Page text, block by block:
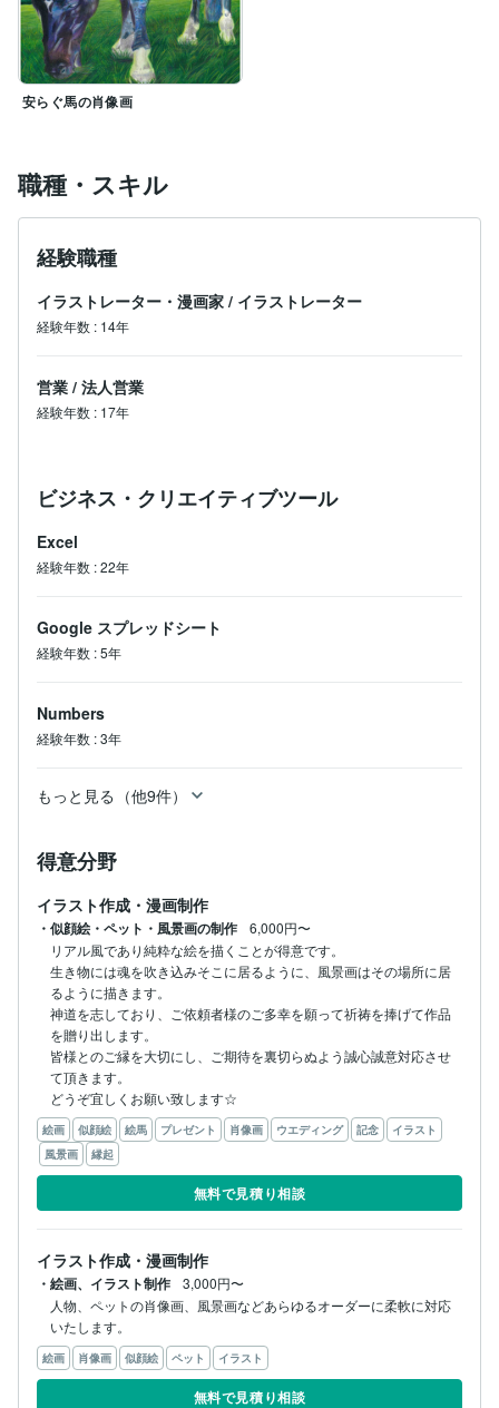
安らぐ馬の肖像画
職種・スキル
経験職種
イラストレーター・漫画家 / イラストレーター
経験年数 : 14年
営業 / 法人営業
経験年数 : 17年
ビジネス・クリエイティブツール
Excel
経験年数 :22年
Google スプレッドシート
経験年数 :5年
Numbers
経験年数 :3年
もっと見る（他9件）
得意分野
イラスト作成・漫画制作
・似顔絵・ペット・風景画の制作
6,000円〜
リアル風であり純粋な絵を描くことが得意です。
生き物には魂を吹き込みそこに居るように、風景画はその場所に居
るように描きます。
神道を志しており、ご依頼者様のご多幸を願って祈祷を捧げて作品
を贈り出します。
皆様とのご縁を大切にし、ご期待を裏切らぬよう誠心誠意対応させ
て頂きます。
どうぞ宜しくお願い致します☆
絵画 似顔絵 絵馬 プレゼント 肖像画 ウエディング 記念
イラスト
風景画
縁起
無料で見積り相談
イラスト作成・漫画制作
・絵画、イラスト制作
3,000円〜
人物、ペットの肖像画、風景画などあらゆるオーダーに柔軟に対応
いたします。
絵画 肖像画 似顔絵 ペット イラスト
無料で見積り相談